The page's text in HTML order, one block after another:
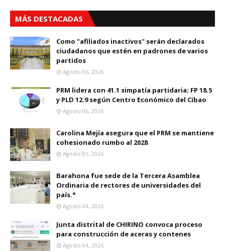
MÁS DESTACADAS
Como "afiliados inactivos" serán declarados
ciudadanos que estén en padrones de varios
partidos
Agosto 06, 2026
PRM lidera con 41.1 simpatía partidaria; FP 18.5
y PLD 12.9 según Centro Económico del Cibao
Agosto 06, 2026
Carolina Mejía asegura que el PRM se mantiene
cohesionado rumbo al 2028
Agosto 05, 2026
Barahona fue sede de la Tercera Asamblea
Ordinaria de rectores de universidades del
país.*
Agosto 04, 2026
Junta distrital de CHIRINO convoca proceso
para construcción de aceras y contenes
Agosto 04, 2026